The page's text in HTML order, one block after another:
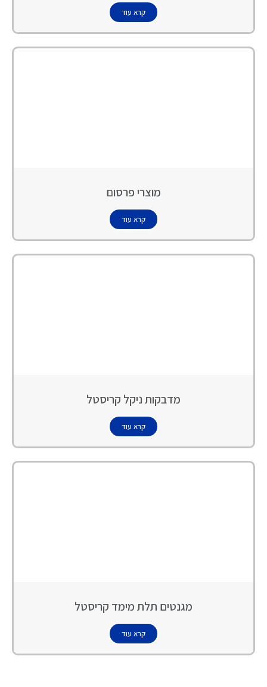
קרא עוד
מוצרי פרסום
קרא עוד
מדבקות ניקל קריסטל
קרא עוד
מגנטים תלת מימד קריסטל
קרא עוד